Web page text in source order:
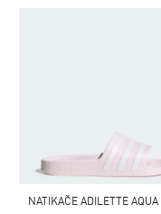
NATIKAČE ADILETTE AQUA